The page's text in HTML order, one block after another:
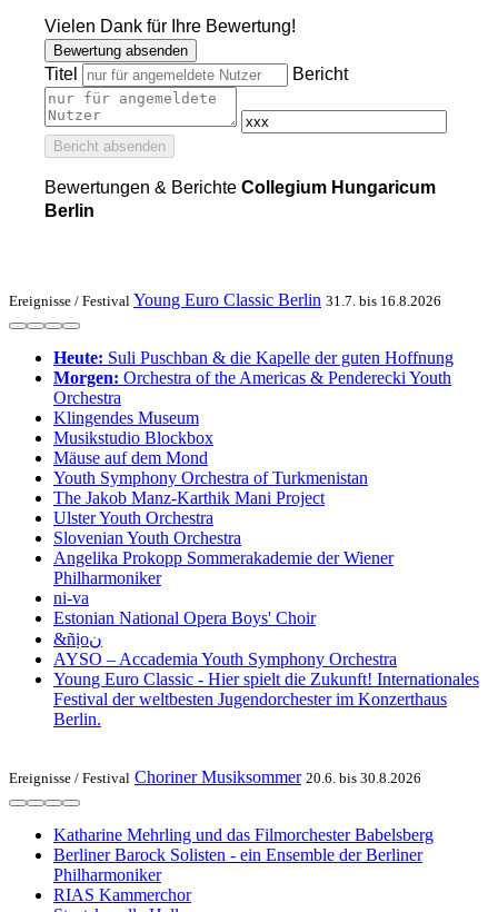
Vielen Dank für Ihre Bewertung!
Bewertung absenden
Titel Bericht
Bericht absenden
Bewertungen & Berichte Collegium Hungaricum
Berlin
Ereignisse / Festival Young Euro Classic Berlin 31.7. bis 16.8.2026
Heute: Suli Pusch­ban & die Ka­pelle der gu­ten Hoff­nung
Morgen: Or­ches­tra of the Ameri­cas & Pen­de­recki Youth
Orchestra
Klingendes Museum
Musikstudio Blockbox
Mäuse auf dem Mond
Youth Symphony Orchestra of Turk­menistan
The Jakob Manz-Karthik Mani Project
Ulster Youth Or­chestra
Slo­ve­ni­an Youth Orchestra
Angelika Pro­kopp Som­mer­akademie der Wiener
Philharmoniker
ni-va
Estonian National Opera Boys' Choir
&ñịoن
AYSO – Accademia Youth Symphony Orchestra
Young Euro Classic - Hier spielt die Zukunft! Internationales
Festival der weltbesten Jugendorchester im Konzerthaus
Berlin.
Ereignisse / Festival Choriner Musiksommer 20.6. bis 30.8.2026
Katharine Mehrling und das Filmorchester Babelsberg
Berliner Barock Solisten - ein Ensemble der Berliner
Philharmoniker
RIAS Kammerchor